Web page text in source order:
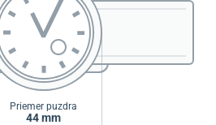
Priemer puzdra
44 mm